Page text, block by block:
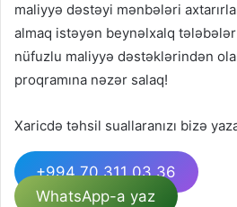
maliyyə dəstəyi mənbələri
almaq istəyən beynəlxalq
nüfuzlu maliyyə dəstəklərindən
proqramına nəzər salaq!
Xaricdə təhsil suallaranızı bizə
+994 70 311 03 36
WhatsApp-a yaz